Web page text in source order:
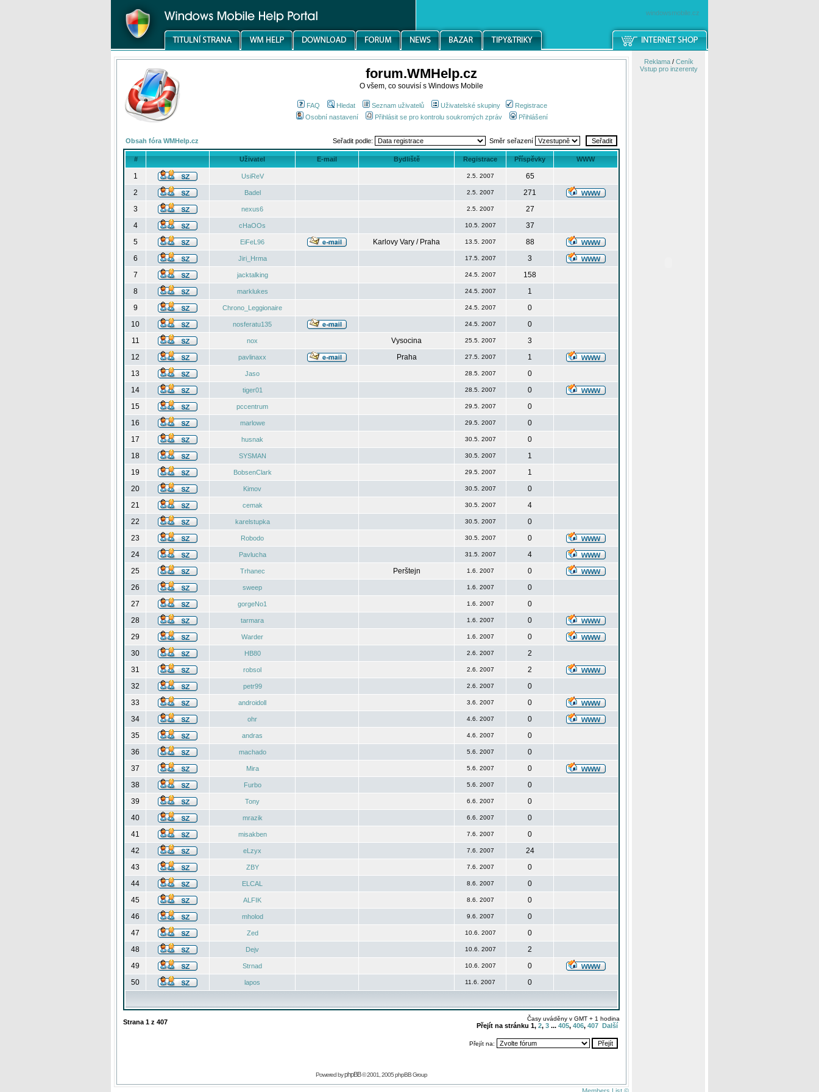
windowsmobile.cz
forum.WMHelp.cz
O všem, co souvisí s Windows Mobile
FAQ Hledat Seznam uživatelů Uživatelské skupiny
Registrace
Osobní nastavení
Přihlásit se pro kontrolu soukromých zpráv Přihlášení
Obsah fóra WMHelp.cz Seřadit podle: Směr seřazení
# Uživatel E-mail Bydliště Registrace Příspěvky WWW
1 UsiReV 2.5. 2007
65
2
Badel 2.5. 2007
271
3
nexus6 2.5. 2007
27
4
cHaOOs 10.5. 2007
37
5
EiFeL96 Karlovy Vary / Praha 13.5. 2007
88
6
Jiri_Hrma 17.5. 2007
3
7
jacktalking 24.5. 2007
158
8
marklukes 24.5. 2007
1
9
Chrono_Leggionaire 24.5. 2007
0
10
nosferatu135 24.5. 2007
0
11
nox Vysocina 25.5. 2007
3
12
pavlinaxx Praha 27.5. 2007
1
13
Jaso 28.5. 2007
0
14
tiger01 28.5. 2007
0
15
pccentrum 29.5. 2007
0
16
marlowe 29.5. 2007
0
17
husnak 30.5. 2007
0
18
SYSMAN 30.5. 2007
1
19
BobsenClark 29.5. 2007
1
20
Kimov 30.5. 2007
0
21
cemak 30.5. 2007
4
22
karelstupka 30.5. 2007
0
23
Robodo 30.5. 2007
0
24
Pavlucha 31.5. 2007
4
25
Trhanec Perštejn 1.6. 2007
0
26
sweep 1.6. 2007
0
27
gorgeNo1 1.6. 2007
0
28
tarmara 1.6. 2007
0
29
Warder 1.6. 2007
0
30
HB80 2.6. 2007
2
31
robsol 2.6. 2007
2
32
petr99 2.6. 2007
0
33
androidoll 3.6. 2007
0
34
ohr 4.6. 2007
0
35
andras 4.6. 2007
0
36
machado 5.6. 2007
0
37
Mira 5.6. 2007
0
38
Furbo 5.6. 2007
0
39
Tony 6.6. 2007
0
40
mrazik 6.6. 2007
0
41
misakben 7.6. 2007
0
42
eLzyx 7.6. 2007
24
43
ZBY 7.6. 2007
0
44
ELCAL 8.6. 2007
0
45
ALFIK 8.6. 2007
0
46
mholod 9.6. 2007
0
47
Zed 10.6. 2007
0
48
Dejv 10.6. 2007
2
49
Strnad 10.6. 2007
0
50
lapos 11.6. 2007 0
Strana 1 z 407 Časy uváděny v GMT + 1 hodina
Přejít na stránku 1, 2, 3 ... 405, 406, 407 Další
Přejít na:
Powered byphpBB© 2001, 2005 phpBB Group
Reklama/ Ceník
Vstup pro inzerenty